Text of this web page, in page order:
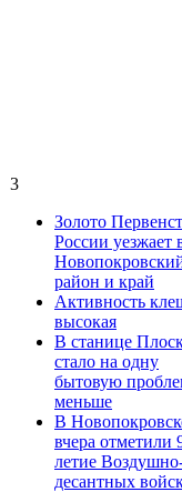
3
Золото
России уезжает
район и край
Активность
высокая
В станице
стало на одну
бытовую
меньше
В
вчера отметили
летие
десантных